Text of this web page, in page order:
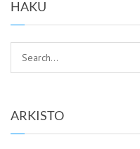
HAKU
ARKISTO